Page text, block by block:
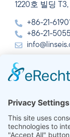
1220호 빌딩
+86-21-
+86-21-
린세이즈 열 분
+91-11-